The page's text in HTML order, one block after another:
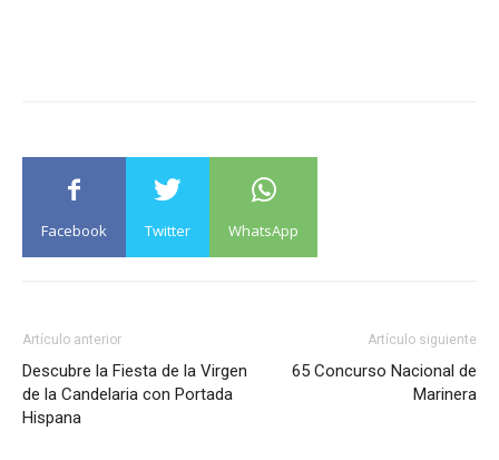
Facebook Twitter WhatsApp
Artículo anterior
Descubre la Fiesta de la Virgen
de la Candelaria con Portada
Hispana
Artículo siguiente
65 Concurso Nacional de
Marinera